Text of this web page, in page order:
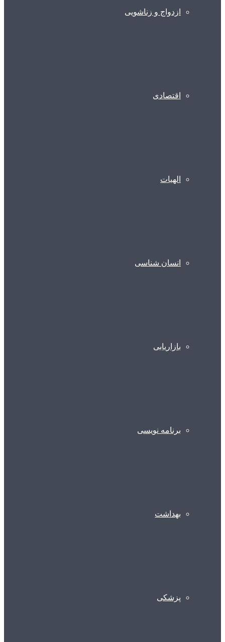
ازدواج و زناشویی
اقتصادی
الهیات
انسان شناسی
بازاریابی
برنامه نویسی
بهداشت
پزشکی